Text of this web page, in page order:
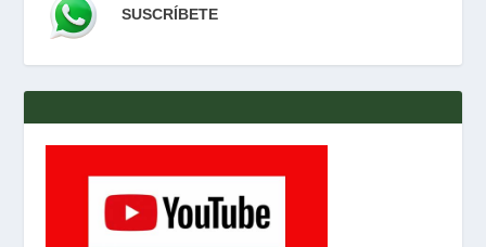
SUSCRÍBETE